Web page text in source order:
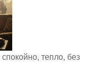
тепло, без